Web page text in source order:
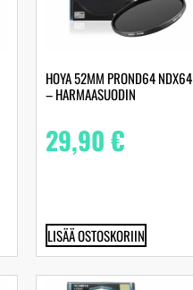
HOYA 52MM PROND64 NDX64
– HARMAASUODIN
29,90€
LISÄÄ OSTOSKORIIN